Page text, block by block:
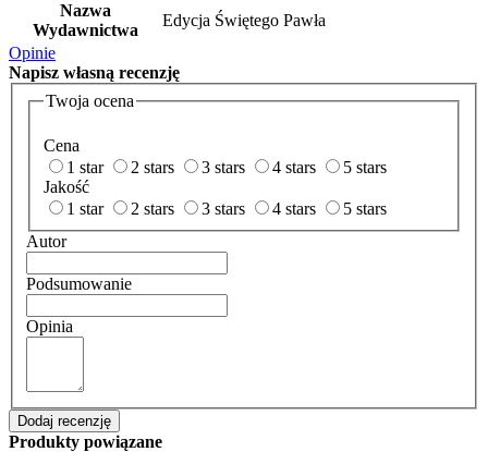
Nazwa
Wydawnictwa
Edycja Świętego Pawła
Opinie
Napisz własną recenzję
Twoja ocena
Cena
1 star
2 stars 3 stars 4 stars
5 stars
Jakość
1 star
2 stars 3 stars 4 stars
5 stars
Autor
Podsumowanie
Opinia
Dodaj recenzję
Produkty powiązane